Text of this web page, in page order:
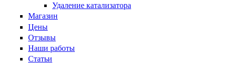
Удаление катализатора
Магазин
Цены
Отзывы
Наши работы
Статьи